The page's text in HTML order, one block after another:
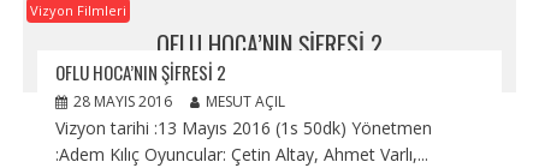
OFLU HOCA’NIN ŞIFRESI 2
Vizyon Filmleri
OFLU HOCA’NIN ŞIFRESI 2
28 MAYIS 2016 MESUT AÇIL
Vizyon tarihi :13 Mayıs 2016 (1s 50dk) Yönetmen
:Adem Kılıç Oyuncular: Çetin Altay, Ahmet Varlı,...